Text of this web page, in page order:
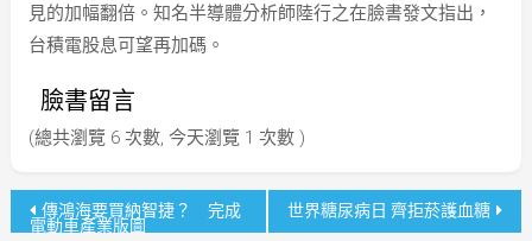
見的加幅翻倍。知名半導體分析師陸行之在臉書發文指出，
台積電股息可望再加碼。
臉書留言
(總共瀏覽 6 次數, 今天瀏覽 1 次數 )
文傳鴻海要買納智捷？ 完成
電動車產業版圖
世界糖尿病日 齊拒菸護血糖